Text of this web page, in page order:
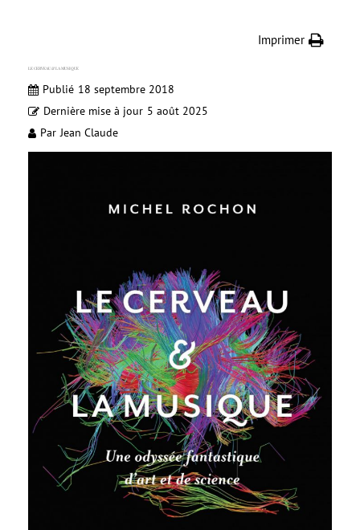
Imprimer
LE CERVEAU & LA MUSIQUE
Publié 18 septembre 2018
Dernière mise à jour 5 août 2025
Par Jean Claude